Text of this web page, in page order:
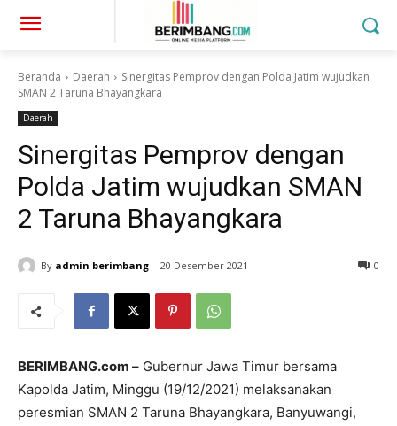
Beranda Daerah
Sinergitas Pemprov dengan Polda Jatim wujudkan
SMAN 2 Taruna Bhayangkara
Daerah
Sinergitas Pemprov dengan
Polda Jatim wujudkan SMAN
2 Taruna Bhayangkara
By admin berimbang 20 Desember 2021 0
BERIMBANG.com – Gubernur Jawa Timur bersama
Kapolda Jatim, Minggu (19/12/2021) melaksanakan
peresmian SMAN 2 Taruna Bhayangkara, Banyuwangi,